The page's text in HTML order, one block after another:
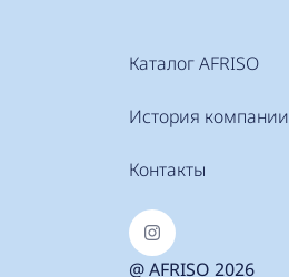
Каталог AFRISO
История компании
Контакты
@ AFRISO 2026